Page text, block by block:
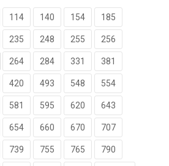
114 140 154 185
235 248 255 256
264 284 331 381
420 493 548 554
581 595 620 643
654 660 670 707
739 755 765 790